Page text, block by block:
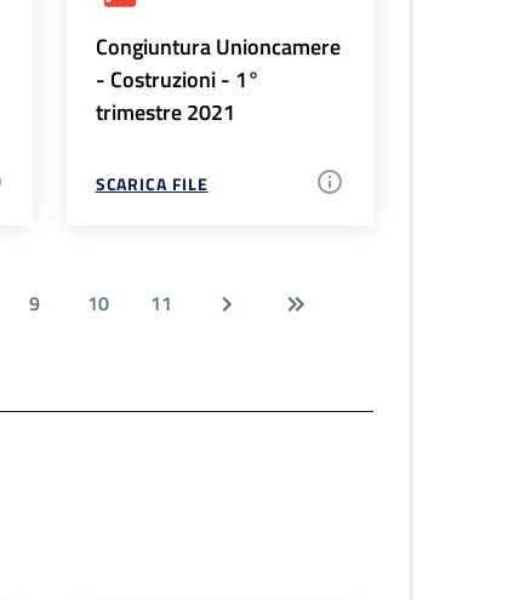
Congiuntura Unioncamere
- Costruzioni - 1°
trimestre 2021
SCARICA FILE
9 10 11